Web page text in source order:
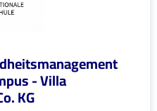
- Villa
KG